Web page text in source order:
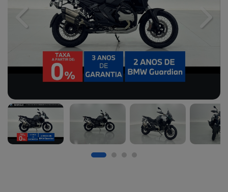
Previous Next